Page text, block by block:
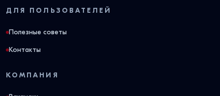
ДЛЯ ПОЛЬЗОВАТЕЛЕЙ
Полезные советы
Контакты
КОМПАНИЯ